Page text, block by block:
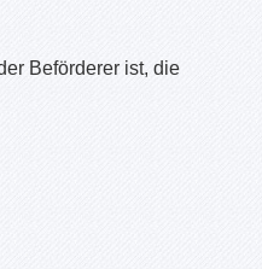
Beförderer ist, die